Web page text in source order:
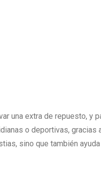
una extra de repuesto, y
o deportivas, gracias
sino que también